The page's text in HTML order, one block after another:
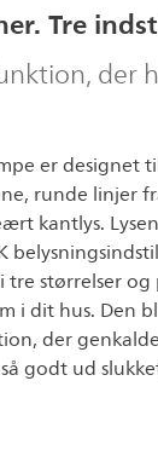
Tre
der
er designet
runde linjer
kantlys.
størrelser
i dit hus. Den
der
godt ud